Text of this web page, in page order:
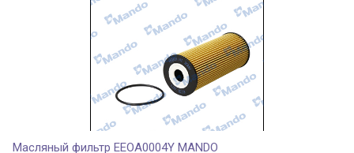
Масляный фильтр EEOA0004Y MANDO